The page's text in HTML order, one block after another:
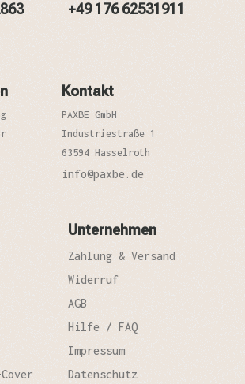
+49 176 62531911
Kontakt
PAXBE GmbH
Industriestraße 1
63594 Hasselroth
info@paxbe.de
Unternehmen
Zahlung & Versand
Widerruf
AGB
Hilfe / FAQ
Impressum
Datenschutz